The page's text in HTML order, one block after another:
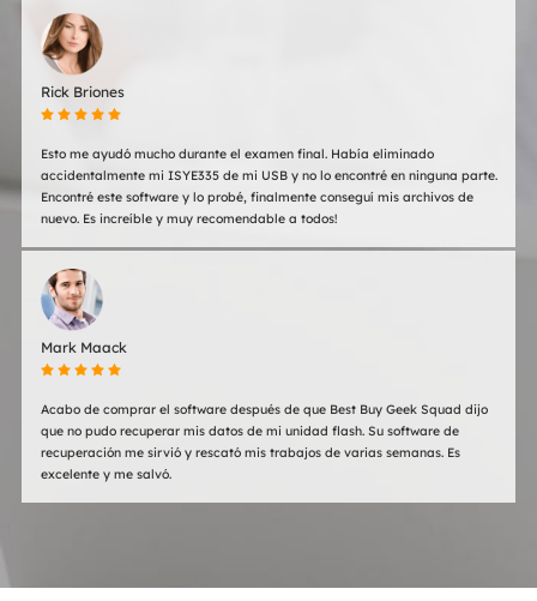
Rick Briones
    
Esto me ayudó mucho durante el examen final. Había eliminado
accidentalmente mi ISYE335 de mi USB y no lo encontré en ninguna parte.
Encontré este software y lo probé, finalmente conseguí mis archivos de
nuevo. Es increíble y muy recomendable a todos!
Mark Maack
    
Acabo de comprar el software después de que Best Buy Geek Squad dijo
que no pudo recuperar mis datos de mi unidad flash. Su software de
recuperación me sirvió y rescató mis trabajos de varias semanas. Es
excelente y me salvó.